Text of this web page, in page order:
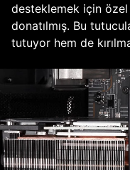
desteklemek için
donatılmış. Bu
tutuyor hem de